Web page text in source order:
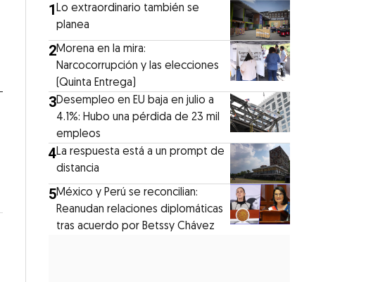
1Lo extraordinario también se
planea
2Morena en la mira:
Narcocorrupción y las elecciones
(Quinta Entrega)
3Desempleo en EU baja en julio a
4.1%: Hubo una pérdida de 23 mil
empleos
4La respuesta está a un prompt de
distancia
5México y Perú se reconcilian:
Reanudan relaciones diplomáticas
tras acuerdo por Betssy Chávez